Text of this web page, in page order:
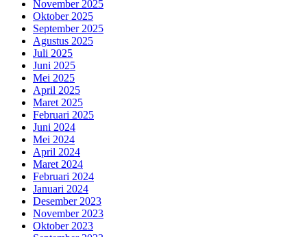
November 2025
Oktober 2025
September 2025
Agustus 2025
Juli 2025
Juni 2025
Mei 2025
April 2025
Maret 2025
Februari 2025
Juni 2024
Mei 2024
April 2024
Maret 2024
Februari 2024
Januari 2024
Desember 2023
November 2023
Oktober 2023